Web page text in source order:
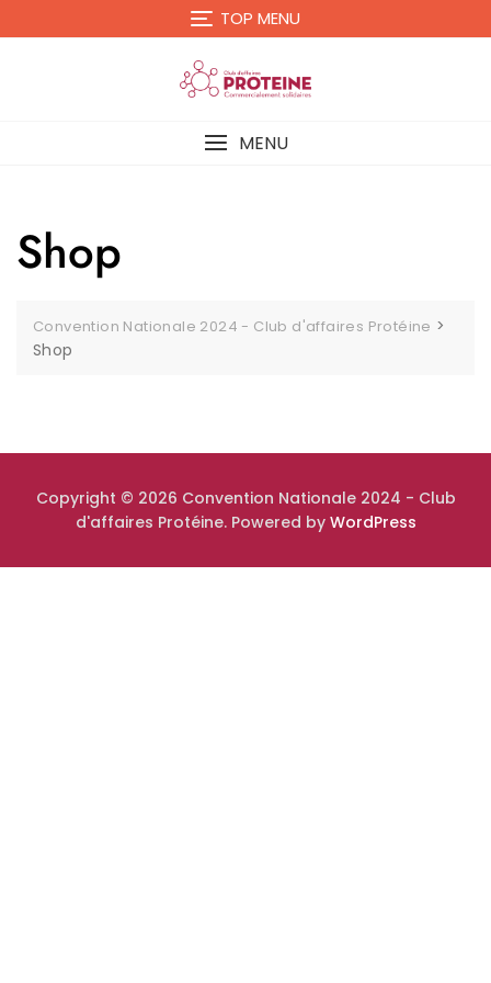
to
TOP MENU
MENU
Shop
Convention Nationale 2024 - Club d'affaires Protéine >
Shop
Copyright © 2026 Convention Nationale 2024 - Club
d'affaires Protéine. Powered by WordPress